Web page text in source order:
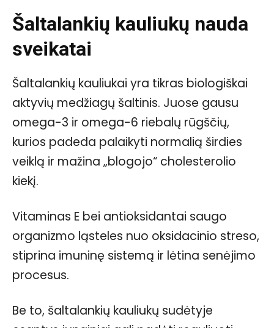
Šaltalankių kauliukų nauda
sveikatai
Šaltalankių kauliukai yra tikras biologiškai
aktyvių medžiagų šaltinis. Juose gausu
omega-3 ir omega-6 riebalų rūgščių,
kurios padeda palaikyti normalią širdies
veiklą ir mažina „blogojo“ cholesterolio
kiekį.
Vitaminas E bei antioksidantai saugo
organizmo ląsteles nuo oksidacinio streso,
stiprina imuninę sistemą ir lėtina senėjimo
procesus.
Be to, šaltalankių kauliukų sudėtyje